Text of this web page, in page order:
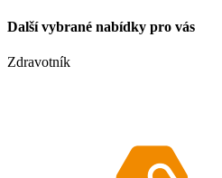
Další vybrané nabídky pro vás
Zdravotník